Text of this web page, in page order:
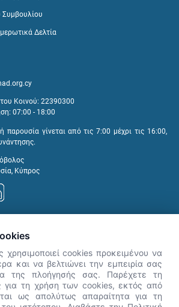
Συμβουλίου
Δελτία
Κοινού: 22390300
07:00 - 18:00
παρουσία γίνεται από τις 7:00 μέχρι τις 16:00,
Κύπρος
👋 Καλώς ήρθες! Είμαι η Νόησις.
χρησιμοποιεί cookies προκειμένου να
και να βελτιώνει την εμπειρία σας
της πλοήγησής σας. Παρέχετε τη
για τη χρήση των cookies, εκτός από
ως απολύτως απαραίτητα για τη